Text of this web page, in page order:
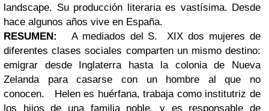
landscape. Su producción literaria es vastísima. Desde
hace algunos años vive en España.
RESUMEN:
A mediados del S. XIX dos mujeres de
diferentes clases sociales comparten un mismo destino:
emigrar desde Inglaterra hasta la colonia de Nueva
Zelanda para casarse con un hombre al que no
conocen. Helen es huérfana, trabaja como institutriz de
los hijos de una familia noble, y es responsable de